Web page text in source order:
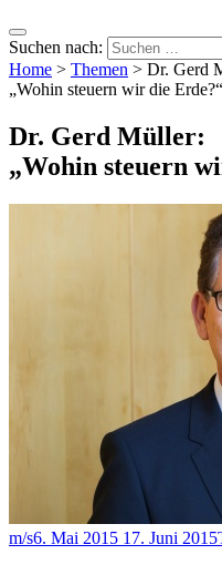
Suchen nach:
Home > Themen > Dr. Gerd
„Wohin steuern wir die Erde?“
Dr. Gerd Müller:
„Wohin steuern
m/s6. Mai 2015 17. Juni 2015